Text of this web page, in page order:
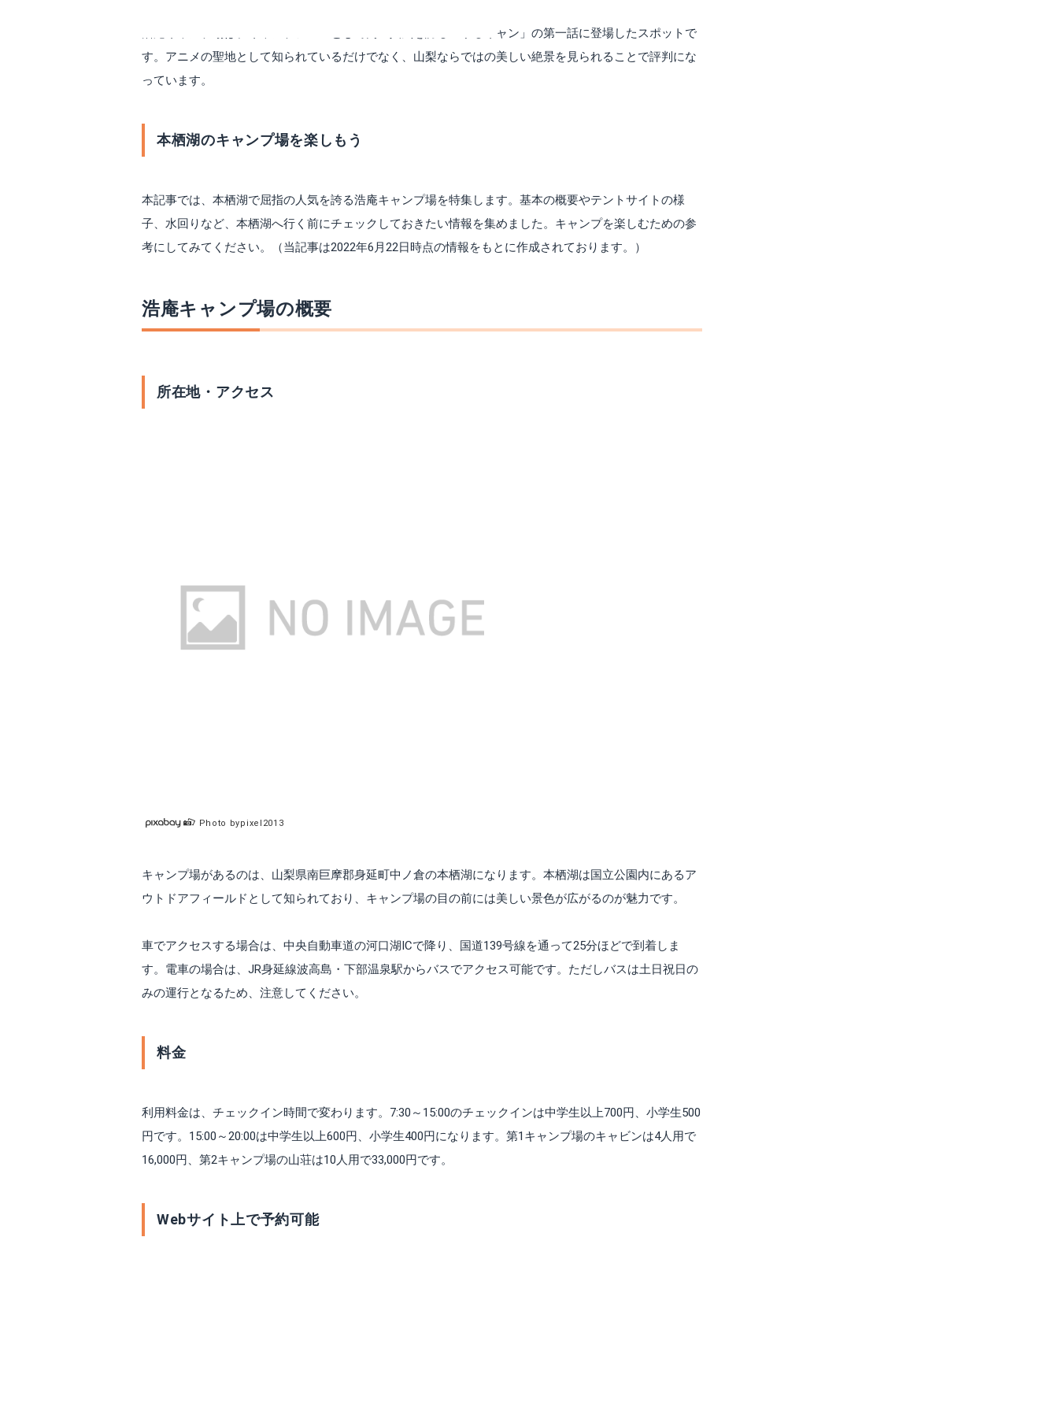
浩庵キャンプ場は、キャンプアニメとして高い人気を誇る「ゆるキャン」の第一話に登場したスポットで
す。アニメの聖地として知られているだけでなく、山梨ならではの美しい絶景を見られることで評判にな
っています。
本栖湖のキャンプ場を楽しもう
本記事では、本栖湖で屈指の人気を誇る浩庵キャンプ場を特集します。基本の概要やテントサイトの様
子、水回りなど、本栖湖へ行く前にチェックしておきたい情報を集めました。キャンプを楽しむための参
考にしてみてください。（当記事は2022年6月22日時点の情報をもとに作成されております。）
浩庵キャンプ場の概要
所在地・アクセス
Photo bypixel2013
キャンプ場があるのは、山梨県南巨摩郡身延町中ノ倉の本栖湖になります。本栖湖は国立公園内にあるア
ウトドアフィールドとして知られており、キャンプ場の目の前には美しい景色が広がるのが魅力です。
車でアクセスする場合は、中央自動車道の河口湖ICで降り、国道139号線を通って25分ほどで到着しま
す。電車の場合は、JR身延線波高島・下部温泉駅からバスでアクセス可能です。ただしバスは土日祝日の
みの運行となるため、注意してください。
料金
利用料金は、チェックイン時間で変わります。7:30～15:00のチェックインは中学生以上700円、小学生500
円です。15:00～20:00は中学生以上600円、小学生400円になります。第1キャンプ場のキャビンは4人用で
16,000円、第2キャンプ場の山荘は10人用で33,000円です。
Webサイト上で予約可能